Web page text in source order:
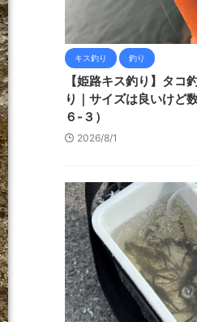
キス釣り 釣り
【姫路キス釣り】タコ
り｜サイズは良いけど
６-３）
2026/8/1